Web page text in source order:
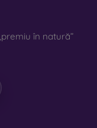
în natură”